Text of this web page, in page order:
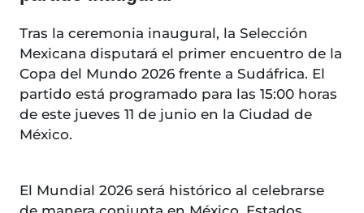
Tras la ceremonia inaugural, la Selección
Mexicana disputará el primer encuentro de la
Copa del Mundo 2026 frente a Sudáfrica. El
partido está programado para las 15:00 horas
de este jueves 11 de junio en la Ciudad de
México.
El Mundial 2026 será histórico al celebrarse